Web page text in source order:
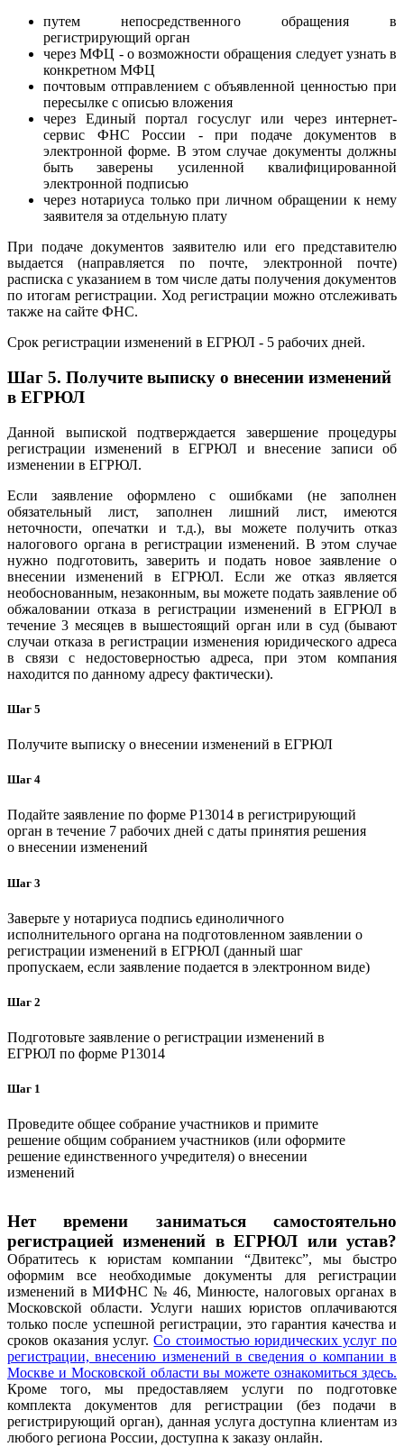
путем непосредственного обращения в
регистрирующий орган
через МФЦ - о возможности обращения следует узнать в
конкретном МФЦ
почтовым отправлением с объявленной ценностью при
пересылке с описью вложения
через Единый портал госуслуг или через интернет-
сервис ФНС России - при подаче документов в
электронной форме. В этом случае документы должны
быть заверены усиленной квалифицированной
электронной подписью
через нотариуса только при личном обращении к нему
заявителя за отдельную плату
При подаче документов заявителю или его представителю
выдается (направляется по почте, электронной почте)
расписка с указанием в том числе даты получения документов
по итогам регистрации. Ход регистрации можно отслеживать
также на сайте ФНС.
Срок регистрации изменений в ЕГРЮЛ - 5 рабочих дней.
Шаг 5. Получите выписку о внесении изменений
в ЕГРЮЛ
Данной выпиской подтверждается завершение процедуры
регистрации изменений в ЕГРЮЛ и внесение записи об
изменении в ЕГРЮЛ.
Если заявление оформлено с ошибками (не заполнен
обязательный лист, заполнен лишний лист, имеются
неточности, опечатки и т.д.), вы можете получить отказ
налогового органа в регистрации изменений. В этом случае
нужно подготовить, заверить и подать новое заявление о
внесении изменений в ЕГРЮЛ. Если же отказ является
необоснованным, незаконным, вы можете подать заявление об
обжаловании отказа в регистрации изменений в ЕГРЮЛ в
течение 3 месяцев в вышестоящий орган или в суд (бывают
случаи отказа в регистрации изменения юридического адреса
в связи с недостоверностью адреса, при этом компания
находится по данному адресу фактически).
Шаг 5
Получите выписку о внесении изменений в ЕГРЮЛ
Шаг 4
Подайте заявление по форме P13014 в регистрирующий
орган в течение 7 рабочих дней с даты принятия решения
о внесении изменений
Шаг 3
Заверьте у нотариуса подпись единоличного
исполнительного органа на подготовленном заявлении о
регистрации изменений в ЕГРЮЛ (данный шаг
пропускаем, если заявление подается в электронном виде)
Шаг 2
Подготовьте заявление о регистрации изменений в
ЕГРЮЛ по форме P13014
Шаг 1
Проведите общее собрание участников и примите
решение общим собранием участников (или оформите
решение единственного учредителя) о внесении
изменений
Нет времени заниматься самостоятельно
регистрацией изменений в ЕГРЮЛ или устав?
Обратитесь к юристам компании “Двитекс”, мы быстро
оформим все необходимые документы для регистрации
изменений в МИФНС № 46, Минюсте, налоговых органах в
Московской области. Услуги наших юристов оплачиваются
только после успешной регистрации, это гарантия качества и
сроков оказания услуг.Со стоимостью юридических услуг по
регистрации, внесению изменений в сведения о компании в
Москве и Московской области вы можете ознакомиться здесь.
Кроме того, мы предоставляем услуги по подготовке
комплекта документов для регистрации (без подачи в
регистрирующий орган), данная услуга доступна клиентам из
любого региона России, доступна к заказу онлайн.